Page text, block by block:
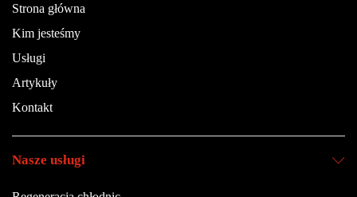
Strona główna
Kim jesteśmy
Usługi
Artykuły
Kontakt
Nasze usługi